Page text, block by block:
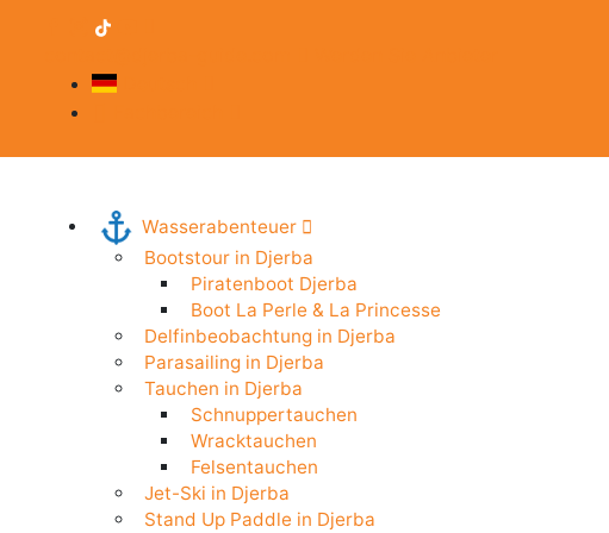
Wasserabenteuer
Bootstour in Djerba
Piratenboot Djerba
Boot La Perle & La Princesse
Delfinbeobachtung in Djerba
Parasailing in Djerba
Tauchen in Djerba
Schnuppertauchen
Wracktauchen
Felsentauchen
Jet-Ski in Djerba